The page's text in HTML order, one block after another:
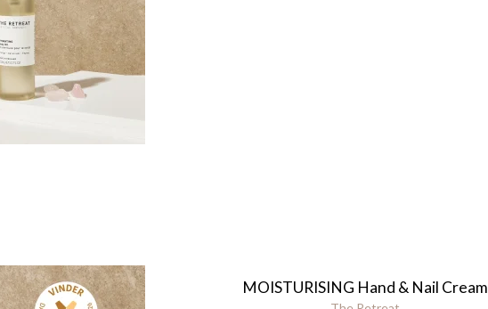
MOISTURISING Hand & Nail Cream